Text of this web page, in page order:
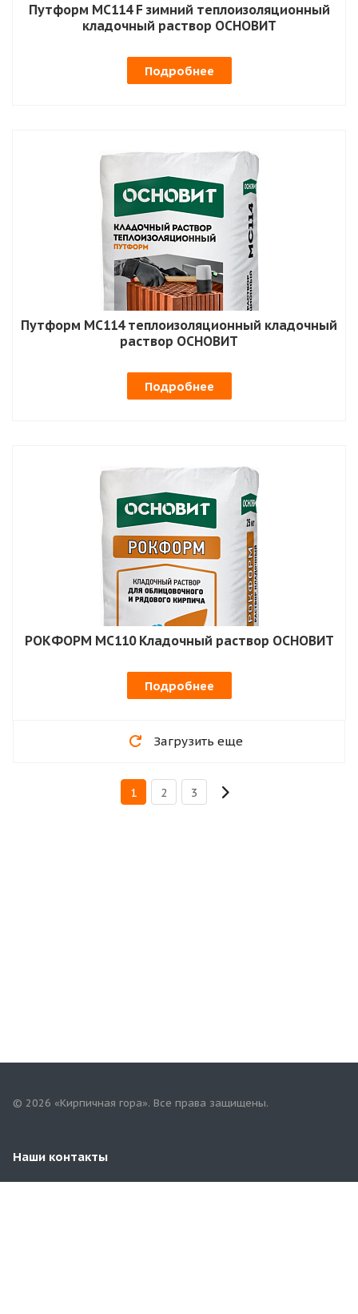
Путформ MC114 F зимний теплоизоляционный
кладочный раствор ОСНОВИТ
Подробнее
Путформ MC114 теплоизоляционный кладочный
раствор ОСНОВИТ
Подробнее
РОКФОРМ MC110 Кладочный раствор ОСНОВИТ
Подробнее
Загрузить еще
1 2 3
© 2026 «Кирпичная гора». Все права защищены.
Наши контакты
8 (83547) 2-21-08